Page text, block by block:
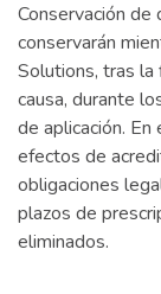
Conservación
conservarán
Solutions, tras la
causa, durante
de aplicación.
efectos de
obligaciones
plazos de
eliminados.